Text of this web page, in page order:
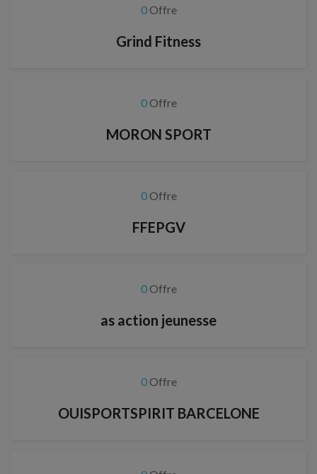
0Offre
Grind Fitness
0Offre
MORON SPORT
0Offre
FFEPGV
0Offre
as action jeunesse
0Offre
OUISPORTSPIRIT BARCELONE